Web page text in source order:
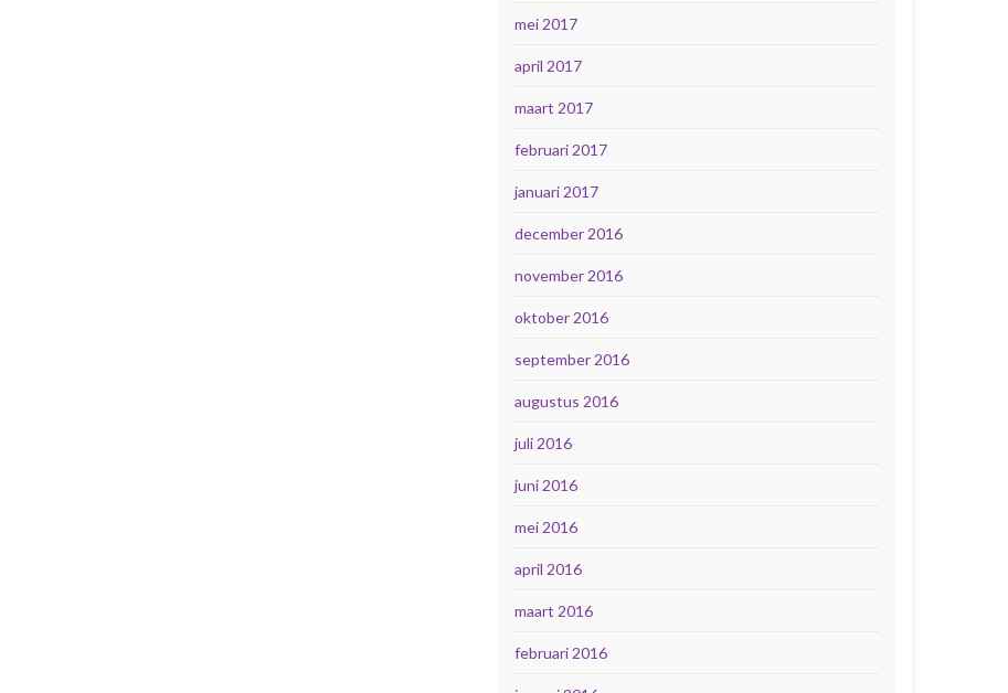
mei 2017
april 2017
maart 2017
februari 2017
januari 2017
december 2016
november 2016
oktober 2016
september 2016
augustus 2016
juli 2016
juni 2016
mei 2016
april 2016
maart 2016
februari 2016